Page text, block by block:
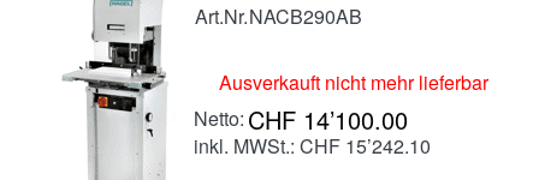
Art.Nr.NACB290AB
Ausverkauft nicht mehr lieferbar
CHF 14’100.00
inkl. MWSt.: CHF 15’242.10